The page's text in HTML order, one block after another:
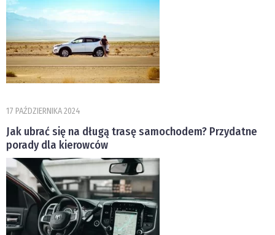
17 PAŹDZIERNIKA 2024
Jak ubrać się na długą trasę samochodem? Przydatne
porady dla kierowców